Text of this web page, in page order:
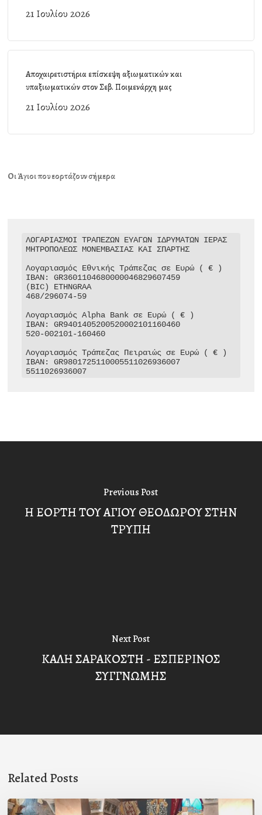
21 Ιουλίου 2026
Αποχαιρετιστήρια επίσκεψη αξιωματικών και
υπαξιωματικών στον Σεβ. Ποιμενάρχη μας
21 Ιουλίου 2026
Οι Άγιοι που εορτάζουν σήμερα
ΛΟΓΑΡΙΑΣΜΟΙ ΤΡΑΠΕΖΩΝ ΕΥΑΓΩΝ ΙΔΡΥΜΑΤΩΝ ΙΕΡΑΣ
ΜΗΤΡΟΠΟΛΕΩΣ ΜΟΝΕΜΒΑΣΙΑΣ ΚΑΙ ΣΠΑΡΤΗΣ
Λογαριασμός Εθνικής Τράπεζας σε Ευρώ ( € )
IBAN: GR3601104680000046829607459
(BIC) ETHNGRAA
468/296074-59
Λογαριασμός Alpha Bank σε Ευρώ ( € )
IBAN: GR9401405200520002101160460
520-002101-160460
Λογαριασμός Τράπεζας Πειραιώς σε Ευρώ ( € )
IBAN: GR9801725110005511026936007
5511026936007
Previous Post
Η ΕΟΡΤΗ ΤΟΥ ΑΓΙΟΥ ΘΕΟΔΩΡΟΥ ΣΤΗΝ
ΤΡΥΠΗ
Next Post
ΚΑΛΗ ΣΑΡΑΚΟΣΤΗ - ΕΣΠΕΡΙΝΟΣ
ΣΥΓΓΝΩΜΗΣ
Related Posts
Ιερά